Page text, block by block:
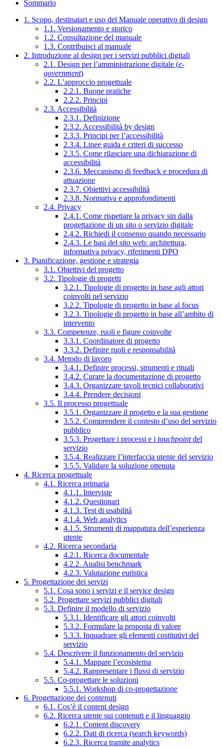
Sommario
1. Scopo, destinatari e uso del Manuale operativo di design
1.1. Versionamento e storico
1.2. Consultazione del manuale
1.3. Contribuisci al manuale
2. Introduzione al design per i servizi pubblici digitali
2.1. Design per l’amministrazione digitale (e-
government)
2.2. L’approccio progettuale
2.2.1. Buone pratiche
2.2.2. Principi
2.3. Accessibilità
2.3.1. Definizione
2.3.2. Accessibilità by design
2.3.3. Principi per l’accessibilità
2.3.4. Linee guida e criteri di successo
2.3.5. Come rilasciare una dichiarazione di
accessibilità
2.3.6. Meccanismo di feedback e procedura di
attuazione
2.3.7. Obiettivi accessibilità
2.3.8. Normativa e approfondimenti
2.4. Privacy
2.4.1. Come rispettare la privacy sin dalla
progettazione di un sito o servizio digitale
2.4.2. Richiedi il consenso quando necessario
2.4.3. Le basi del sito web: architettura,
informativa privacy, riferimenti DPO
3. Pianificazione, gestione e strategia
3.1. Obiettivi del progetto
3.2. Tipologie di progetti
3.2.1. Tipologie di progetto in base agli attori
coinvolti nel servizio
3.2.2. Tipologie di progetto in base al focus
3.2.3. Tipologie di progetto in base all’ambito di
intervento
3.3. Competenze, ruoli e figure coinvolte
3.3.1. Coordinatore di progetto
3.3.2. Definire ruoli e responsabilità
3.4. Metodo di lavoro
3.4.1. Definire processi, strumenti e rituali
3.4.2. Curare la documentazione di progetto
3.4.3. Organizzare tavoli tecnici collaborativi
3.4.4. Prendere decisioni
3.5. Il processo progettuale
3.5.1. Organizzare il progetto e la sua gestione
3.5.2. Comprendere il contesto d’uso del servizio
pubblico
3.5.3. Progettare i processi e i touchpointdel
servizio
3.5.4. Realizzare l’interfaccia utente del servizio
3.5.5. Validare la soluzione ottenuta
4. Ricerca progettuale
4.1. Ricerca primaria
4.1.1. Interviste
4.1.2. Questionari
4.1.3. Test di usabilità
4.1.4. Web analytics
4.1.5. Strumenti di mappatura dell’esperienza
utente
4.2. Ricerca secondaria
4.2.1. Ricerca documentale
4.2.2. Analisi benchmark
4.2.3. Valutazione euristica
5. Progettazione dei servizi
5.1. Cosa sono i servizi e il service design
5.2. Progettare servizi pubblici digitali
5.3. Definire il modello di servizio
5.3.1. Identificare gli attori coinvolti
5.3.2. Formulare la proposta di valore
5.3.3. Inquadrare gli elementi costitutivi del
servizio
5.4. Descrivere il funzionamento del servizio
5.4.1. Mappare l’ecosistema
5.4.2. Rappresentare i flussi di servizio
5.5. Co-progettare le soluzioni
5.5.1. Workshop di co-progettazione
6. Progettazione dei contenuti
6.1. Cos’è il content design
6.2. Ricerca utente sui contenuti e il linguaggio
6.2.1. Content discovery
6.2.2. Dati di ricerca (search keywords)
6.2.3. Ricerca tramite analytics